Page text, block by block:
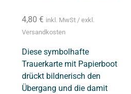
4,80 € inkl. MwSt / exkl.
Versandkosten
Diese symbolhafte
Trauerkarte mit Papierboot
drückt bildnerisch den
Übergang und die damit